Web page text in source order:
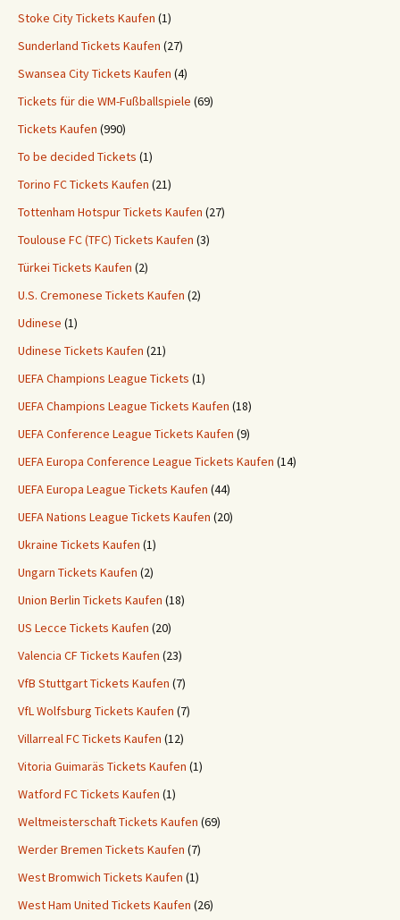
Stoke City Tickets Kaufen (1)
Sunderland Tickets Kaufen (27)
Swansea City Tickets Kaufen (4)
Tickets für die WM-Fußballspiele (69)
Tickets Kaufen (990)
To be decided Tickets (1)
Torino FC Tickets Kaufen (21)
Tottenham Hotspur Tickets Kaufen (27)
Toulouse FC (TFC) Tickets Kaufen (3)
Türkei Tickets Kaufen (2)
U.S. Cremonese Tickets Kaufen (2)
Udinese (1)
Udinese Tickets Kaufen (21)
UEFA Champions League Tickets (1)
UEFA Champions League Tickets Kaufen (18)
UEFA Conference League Tickets Kaufen (9)
UEFA Europa Conference League Tickets Kaufen (14)
UEFA Europa League Tickets Kaufen (44)
UEFA Nations League Tickets Kaufen (20)
Ukraine Tickets Kaufen (1)
Ungarn Tickets Kaufen (2)
Union Berlin Tickets Kaufen (18)
US Lecce Tickets Kaufen (20)
Valencia CF Tickets Kaufen (23)
VfB Stuttgart Tickets Kaufen (7)
VfL Wolfsburg Tickets Kaufen (7)
Villarreal FC Tickets Kaufen (12)
Vitoria Guimaräs Tickets Kaufen (1)
Watford FC Tickets Kaufen (1)
Weltmeisterschaft Tickets Kaufen (69)
Werder Bremen Tickets Kaufen (7)
West Bromwich Tickets Kaufen (1)
West Ham United Tickets Kaufen (26)